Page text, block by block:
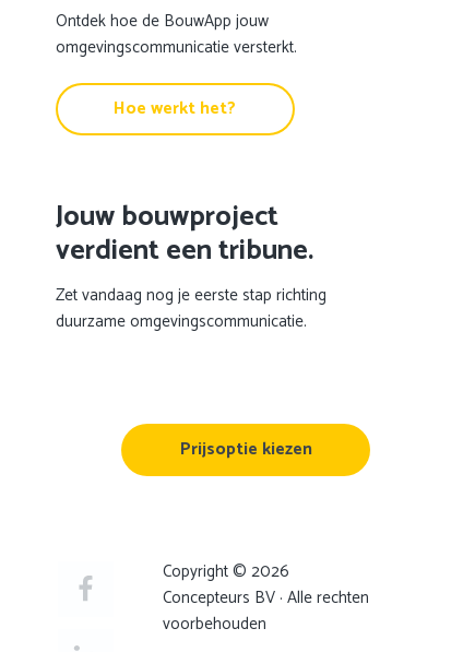
Ontdek hoe de BouwApp jouw
omgevingscommunicatie versterkt.
Hoe werkt het?
Jouw bouwproject
verdient een tribune.
Zet vandaag nog je eerste stap richting
duurzame omgevingscommunicatie.
Prijsoptie kiezen
Copyright © 2026
Concepteurs BV · Alle rechten
voorbehouden